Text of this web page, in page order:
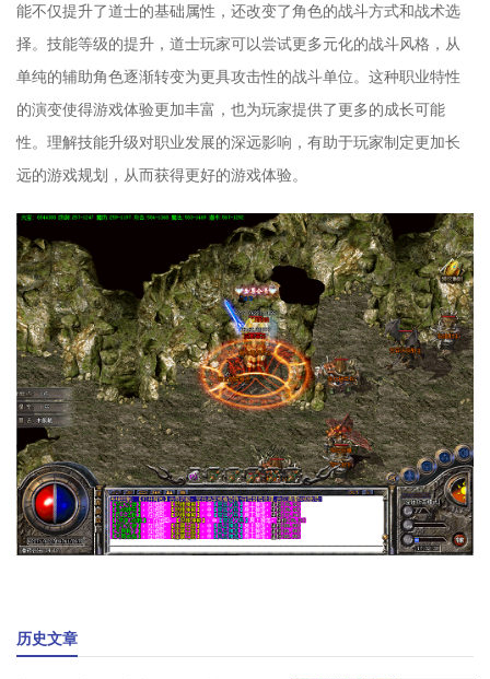
能不仅提升了道士的基础属性，还改变了角色的战斗方式和战术选
择。技能等级的提升，道士玩家可以尝试更多元化的战斗风格，从
单纯的辅助角色逐渐转变为更具攻击性的战斗单位。这种职业特性
的演变使得游戏体验更加丰富，也为玩家提供了更多的成长可能
性。理解技能升级对职业发展的深远影响，有助于玩家制定更加长
远的游戏规划，从而获得更好的游戏体验。
历史文章